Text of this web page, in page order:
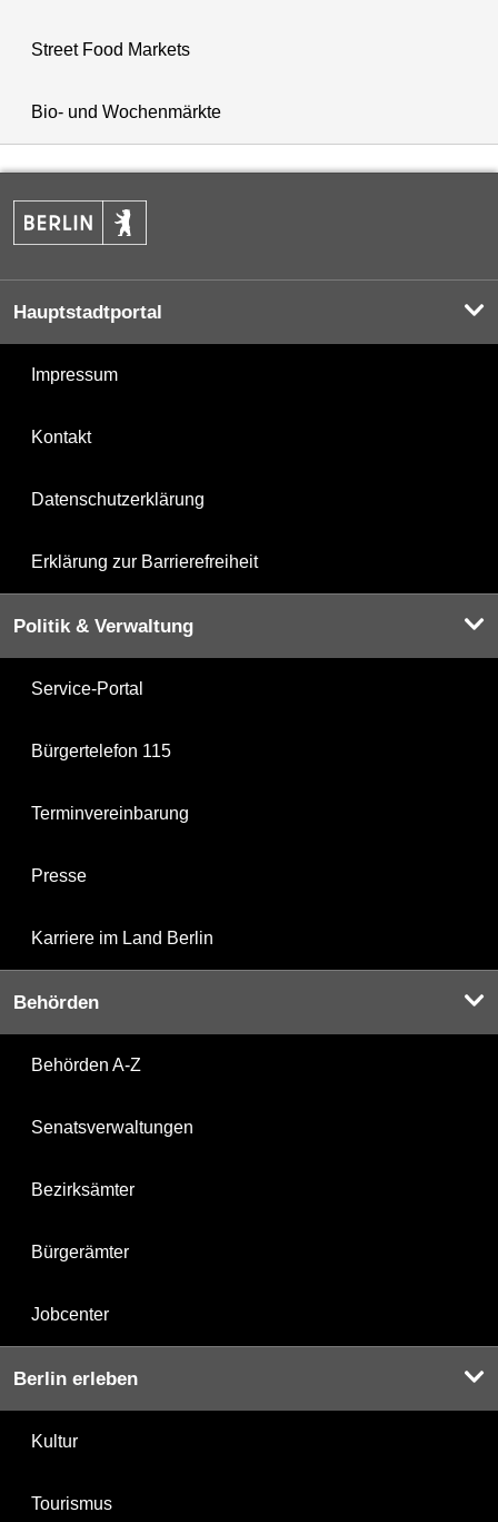
Street Food Markets
Bio- und Wochenmärkte
Hauptstadtportal
Impressum
Kontakt
Datenschutzerklärung
Erklärung zur Barrierefreiheit
Politik & Verwaltung
Service-Portal
Bürgertelefon 115
Terminvereinbarung
Presse
Karriere im Land Berlin
Behörden
Behörden A-Z
Senatsverwaltungen
Bezirksämter
Bürgerämter
Jobcenter
Berlin erleben
Kultur
Tourismus